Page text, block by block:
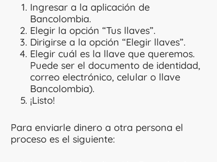
Ingresar a la aplicación de
Bancolombia.
Elegir la opción “Tus llaves”.
Dirigirse a la opción “Elegir llaves”.
Elegir cuál es la llave que queremos.
Puede ser el documento de identidad,
correo electrónico, celular o llave
Bancolombia).
¡Listo!
Para enviarle dinero a otra persona el
proceso es el siguiente: